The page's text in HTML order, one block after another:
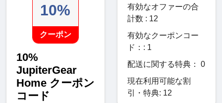
10%
クーポン
10%
JupiterGear
Home クーポン
コード
有効なオファーの合
計数 : 12
有効なクーポンコー
ド：: 1
配送に関する特典： 0
現在利用可能な割
引・特典: 12